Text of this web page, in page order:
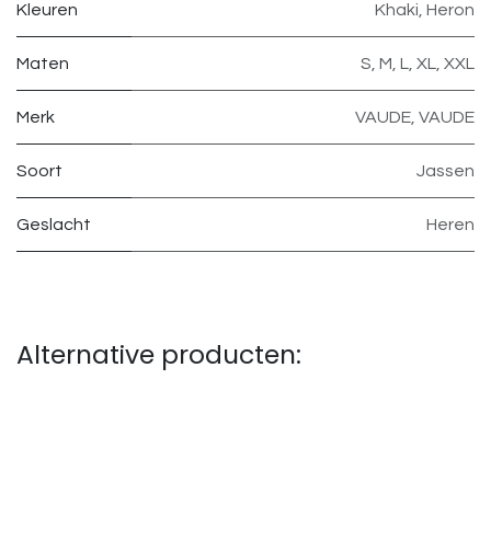
Kleuren Khaki Heron
Maten S M L XL XXL
Merk VAUDE VAUDE
Soort Jassen
Geslacht Heren
Alternative producten: